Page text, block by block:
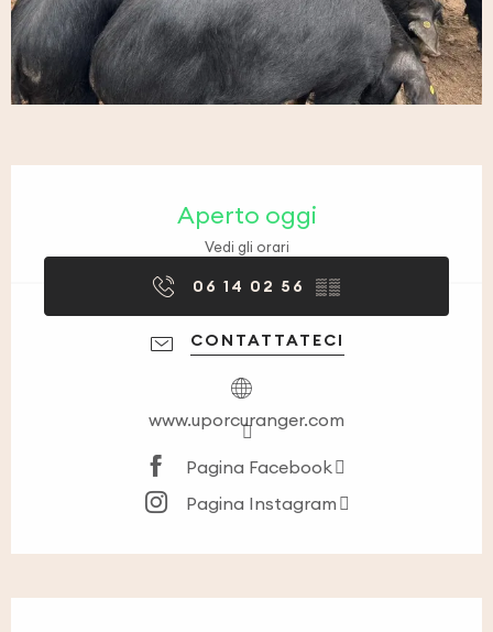
Aperto oggi
Vedi gli orari
06 14 02 56 ▒▒
CONTATTATECI
www.uporcuranger.com
Pagina Facebook
Pagina Instagram